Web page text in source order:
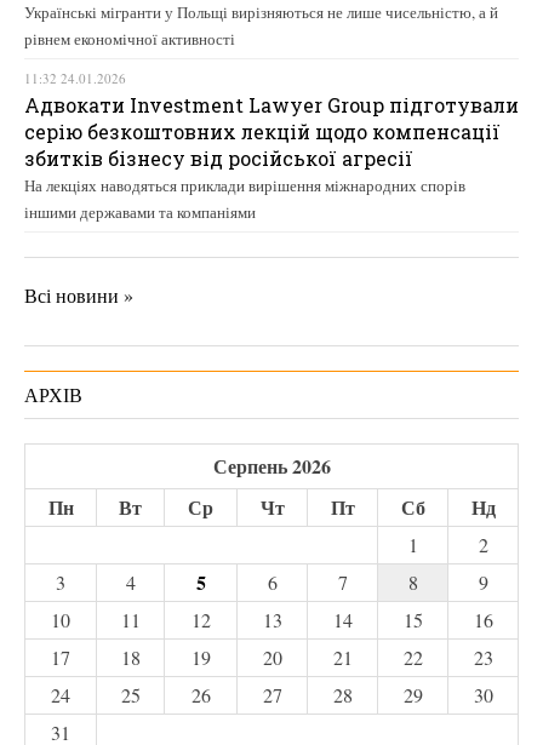
Українські мігранти у Польщі вирізняються не лише чисельністю, а й
рівнем економічної активності
11:32 24.01.2026
Адвокати Investment Lawyer Group підготували
серію безкоштовних лекцій щодо компенсації
збитків бізнесу від російської агресії
На лекціях наводяться приклади вирішення міжнародних спорів
іншими державами та компаніями
Всі новини »
АРХІВ
Серпень 2026
Пн
Вт Ср Чт Пт Сб Нд
1
2
3
4 5 6 7 8
9
10
11 12 13 14 15
16
17
18 19 20 21 22
23
24
25 26 27 28 29
30
31